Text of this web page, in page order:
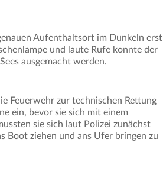
Aufenthaltsort im Dunkeln erst
und laute Rufe konnte der
ausgemacht werden.
Feuerwehr zur technischen Rettung
ein, bevor sie sich mit einem
sie sich laut Polizei zunächst
Boot ziehen und ans Ufer bringen zu